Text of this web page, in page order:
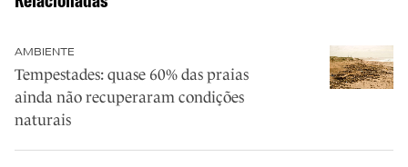
AMBIENTE
Tempestades: quase 60% das praias
ainda não recuperaram condições
naturais